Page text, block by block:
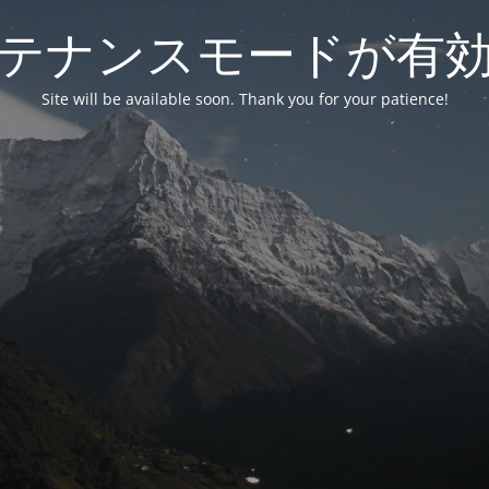
ナンスモードが有
Site will be available soon. Thank you for your patience!